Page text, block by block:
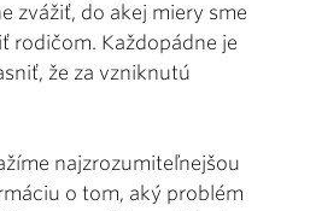
zvážiť, do akej miery sme
rodičom. Každopádne je
že za vzniknutú
najzrozumiteľnejšou
o tom, aký problém